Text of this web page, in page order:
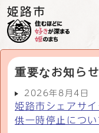
重要なお知らせ
2026年8月4日
姫路市シェアサ
供一時停止につい